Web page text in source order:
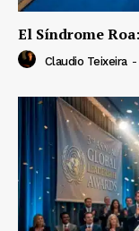
El Síndrome
Claudio Teixeira -